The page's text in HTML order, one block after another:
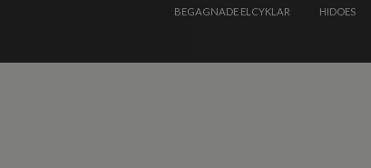
BEGAGNADE ELCYKLAR HIDOES